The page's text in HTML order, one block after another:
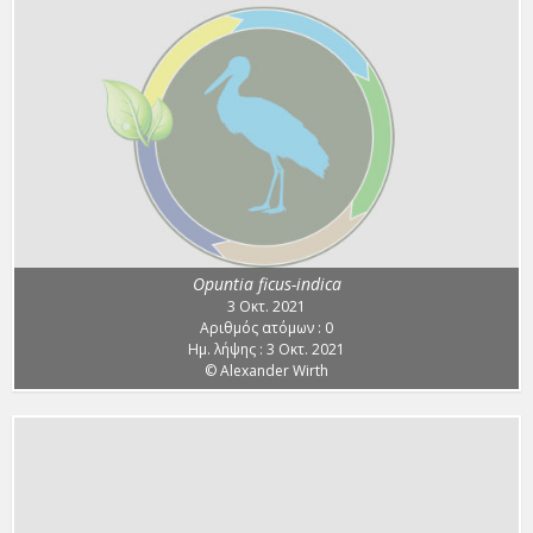
Opuntia ficus-indica
3 Οκτ. 2021
Αριθμός ατόμων : 0
Ημ. λήψης : 3 Οκτ. 2021
© Alexander Wirth